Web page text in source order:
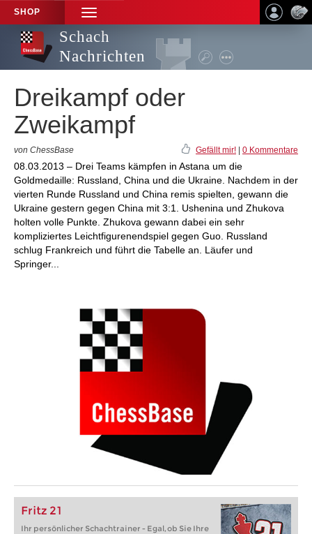
SHOP
TOGGLE
NAVIGATION
Schach
Nachrichten
Dreikampf oder
Zweikampf
von ChessBase Gefällt mir! 0 Kommentare
08.03.2013 – Drei Teams kämpfen in Astana um die
Goldmedaille: Russland, China und die Ukraine. Nachdem in der
vierten Runde Russland und China remis spielten, gewann die
Ukraine gestern gegen China mit 3:1. Ushenina und Zhukova
holten volle Punkte. Zhukova gewann dabei ein sehr
kompliziertes Leichtfigurenendspiel gegen Guo. Russland
schlug Frankreich und führt die Tabelle an. Läufer und
Springer...
Fritz 21
Ihr persönlicher Schachtrainer - Egal, ob Sie Ihre